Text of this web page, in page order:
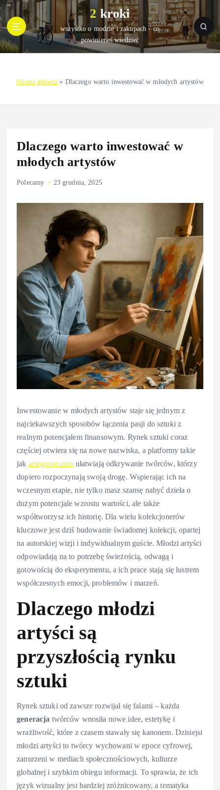
S
k
i
p
t
t
2 kroki
wszystko o modzie i zakupach - co
powinieneś wiedzieć
Strona główna » Dlaczego warto inwestować w młodych artystów
Dlaczego warto inwestować w
młodych artystów
Polecamy 23 grudnia, 2025
Inwestowanie w młodych artystów staje się jednym z
najciekawszych sposobów łączenia pasji do sztuki z
realnym potencjałem finansowym. Rynek sztuki coraz
częściej otwiera się na nowe nazwiska, a platformy takie
jak artegrove.com ułatwiają odkrywanie twórców, którzy
dopiero rozpoczynają swoją drogę. Wspierając ich na
wczesnym etapie, nie tylko masz szansę nabyć dzieła o
dużym potencjale wzrostu wartości, ale także
współtworzysz ich historię. Dla wielu kolekcjonerów
kluczowe jest dziś budowanie świadomej kolekcji, opartej
na autorskiej wizji i indywidualnym guście. Młodzi artyści
odpowiadają na to potrzebę świeżością, odwagą i
gotowością do eksperymentu, a ich prace stają się lustrem
współczesnych emocji, problemów i marzeń.
Dlaczego młodzi
artyści są
przyszłością rynku
sztuki
Rynek sztuki od zawsze rozwijał się falami – każda
generacja twórców wnosiła nowe idee, estetykę i
wrażliwość, które z czasem stawały się kanonem. Dzisiejsi
młodzi artyści to twórcy wychowani w epoce cyfrowej,
zanurzeni w mediach społecznościowych, kulturze
globalnej i szybkim obiegu informacji. To sprawia, że ich
język wizualny jest bardziej zróżnicowany, a tematyka